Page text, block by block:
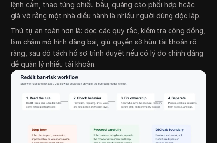
lệnh cấm, thao túng phiếu bầu, quảng cáo phối hợp hoặc
giả vờ rằng một nhà điều hành là nhiều người dùng độc lập.
Thứ tự an toàn hơn là: đọc các quy tắc, kiểm tra cộng đồng,
làm chậm mô hình đăng bài, giữ quyền sở hữu tài khoản rõ
ràng, sau đó tách hồ sơ trình duyệt nếu có lý do chính đáng
để quản lý nhiều tài khoản.